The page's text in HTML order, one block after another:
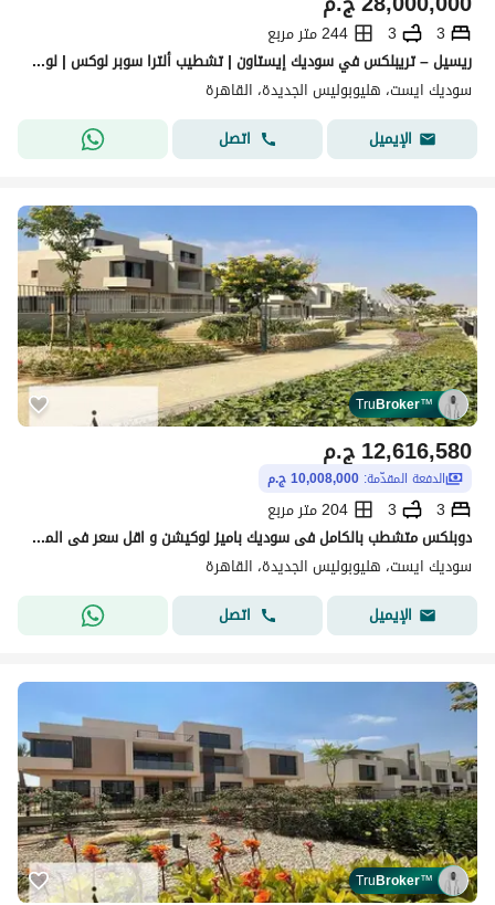
3
3
244 متر مربع
ريسيل – تريبلكس في سوديك إيستاون | تشطيب ألترا سوبر لوكس | لوكيشن مميز جدًا | Open View لاندسكيب | مفروش فرش عربي فاخر ومميز
سوديك ايست، هليوبوليس الجديدة، القاهرة
الإيميل
اتصل
TruBroker™
ج.م12,616,580
الدفعة المقدّمة: 10,008,000 ج.م
3
3
204 متر مربع
دوبلكس متشطب بالكامل فى سوديك باميز لوكيشن و اقل سعر فى المشروع
سوديك ايست، هليوبوليس الجديدة، القاهرة
الإيميل
اتصل
TruBroker™